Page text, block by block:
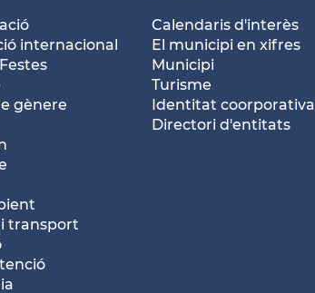
internacional
gènere
transport
Calendaris d'interès
El municipi en xifres
Municipi
Turisme
Identitat coorporativa
Directori d'entitats